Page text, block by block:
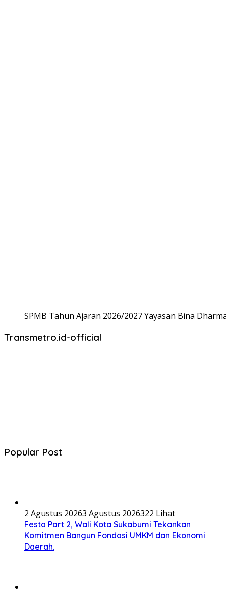
SPMB Tahun Ajaran 2026/2027 Yayasan Bina
Transmetro.id-official
Popular Post
2 Agustus 20263 Agustus 2026322 Lihat
Festa Part 2, Wali Kota Sukabumi Tekankan
Komitmen Bangun Fondasi UMKM dan Ekonomi
Daerah.